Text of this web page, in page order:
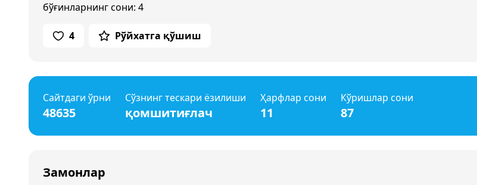
бўғинларнинг сони: 4
4 Рўйхатга қўшиш
Сайтдаги ўрни
48635
Сўзнинг тескари ёзилиши
қомшитиғлач
Ҳарфлар сони
11
Кўришлар сони
87
Замонлар